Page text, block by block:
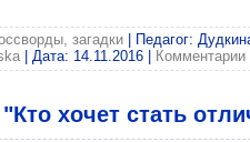
загадки | Педагог:
| Дата: 14.11.2016 Комментарии
"Кто хочет стать